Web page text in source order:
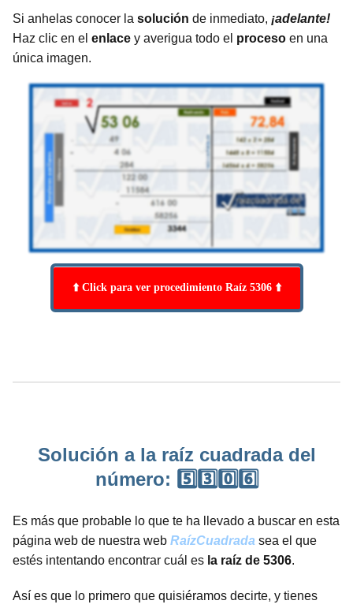
Si anhelas conocer la solución de inmediato, ¡adelante!
Haz clic en el enlace y averigua todo el proceso en una
única imagen.
⬆️ Click para ver procedimiento Raíz 5306 ⬆️
Solución a la raíz cuadrada del
número: 5️⃣3️⃣0️⃣6️⃣
Es más que probable lo que te ha llevado a buscar en esta
página web de nuestra web RaízCuadrada sea el que
estés intentando encontrar cuál es la raíz de 5306.
Así es que lo primero que quisiéramos decirte, y tienes